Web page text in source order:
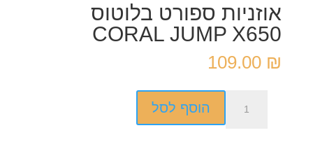
אוזניות ספורט בלוטוס
CORAL JUMP X650
109.00 ₪
הוסף לסל